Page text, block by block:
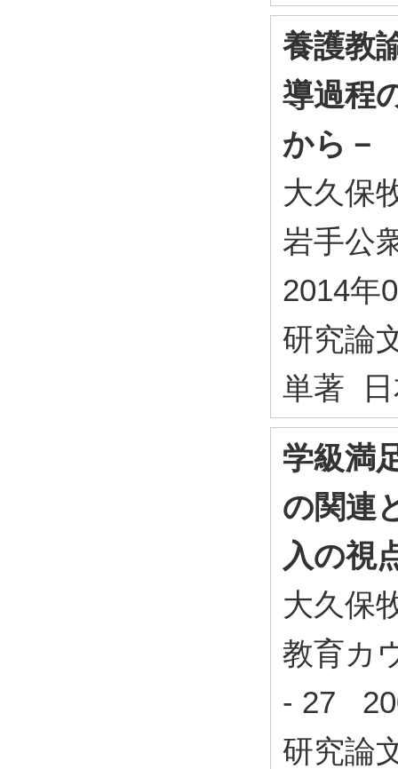
養護教
導過程
から－
大久保
岩手公
2014年
研究論
単著 日
学級満
の関連
入の視
大久保
教育カ
- 27
研究論